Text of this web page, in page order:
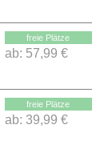
freie Plätze
ab: 57,99 €
freie Plätze
ab: 39,99 €